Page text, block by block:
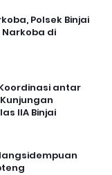
Polsek Binjai
Narkoba di
antar
IIA Binjai